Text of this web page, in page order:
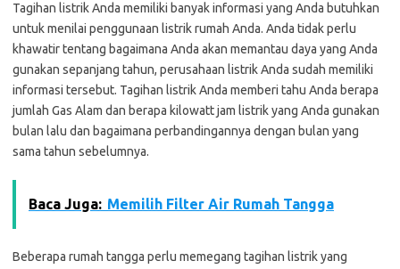
Tagihan listrik Anda memiliki banyak informasi yang Anda butuhkan
untuk menilai penggunaan listrik rumah Anda. Anda tidak perlu
khawatir tentang bagaimana Anda akan memantau daya yang Anda
gunakan sepanjang tahun, perusahaan listrik Anda sudah memiliki
informasi tersebut. Tagihan listrik Anda memberi tahu Anda berapa
jumlah Gas Alam dan berapa kilowatt jam listrik yang Anda gunakan
bulan lalu dan bagaimana perbandingannya dengan bulan yang
sama tahun sebelumnya.
Baca Juga: Memilih Filter Air Rumah Tangga
Beberapa rumah tangga perlu memegang tagihan listrik yang